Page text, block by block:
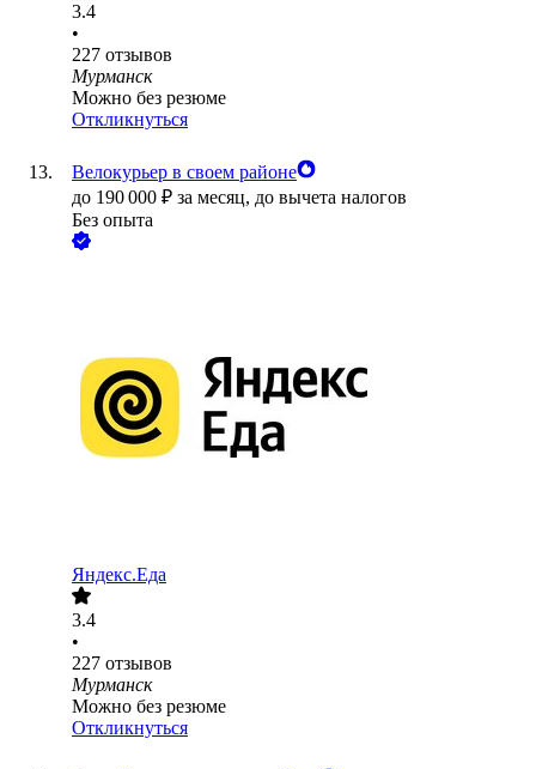
3.4
•
227 отзывов
Мурманск
Можно без резюме
Откликнуться
Велокурьер в своем районе
до 190 000 ₽ за месяц, до вычета налогов
Без опыта
Яндекс.Еда
3.4
•
227 отзывов
Мурманск
Можно без резюме
Откликнуться